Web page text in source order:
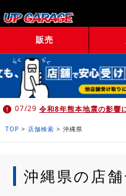
販売
07/29
TOP > 店舗検索 > 沖縄県
沖縄県の店